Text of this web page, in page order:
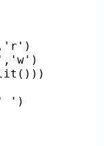
')